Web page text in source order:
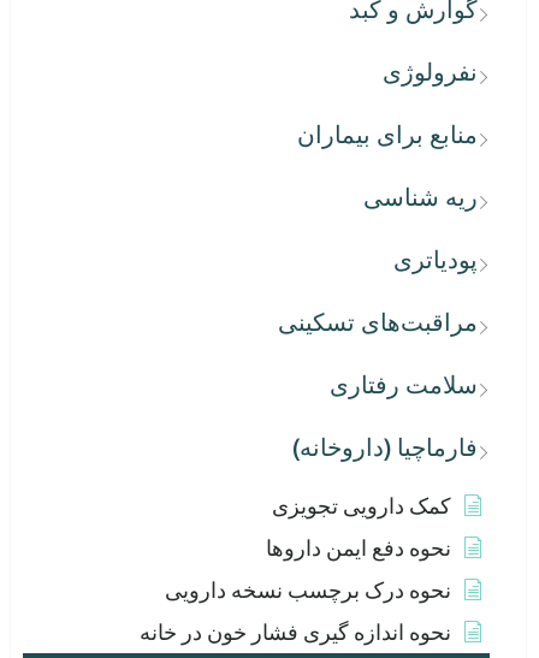
گوارش و کبد
نفرولوژی
منابع برای بیماران
ریه شناسی
پودیاتری
مراقبت‌های تسکینی
سلامت رفتاری
فارماچیا (داروخانه)
کمک دارویی تجویزی
نحوه دفع ایمن داروها
نحوه درک برچسب نسخه دارویی
نحوه اندازه گیری فشار خون در خانه